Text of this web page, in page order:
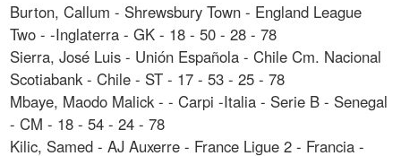
Burton, Callum - Shrewsbury Town - England League
Two - -Inglaterra - GK - 18 - 50 - 28 - 78
Sierra, José Luis - Unión Española - Chile Cm. Nacional
Scotiabank - Chile - ST - 17 - 53 - 25 - 78
Mbaye, Maodo Malick - - Carpi -Italia - Serie B - Senegal
- CM - 18 - 54 - 24 - 78
Kilic, Samed - AJ Auxerre - France Ligue 2 - Francia -